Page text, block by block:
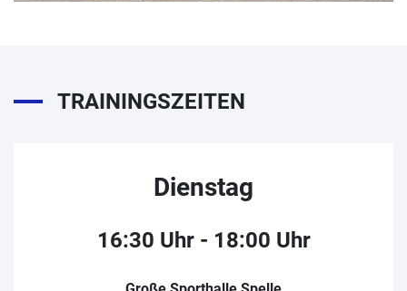
TRAININGSZEITEN
Dienstag
16:30 Uhr - 18:00 Uhr